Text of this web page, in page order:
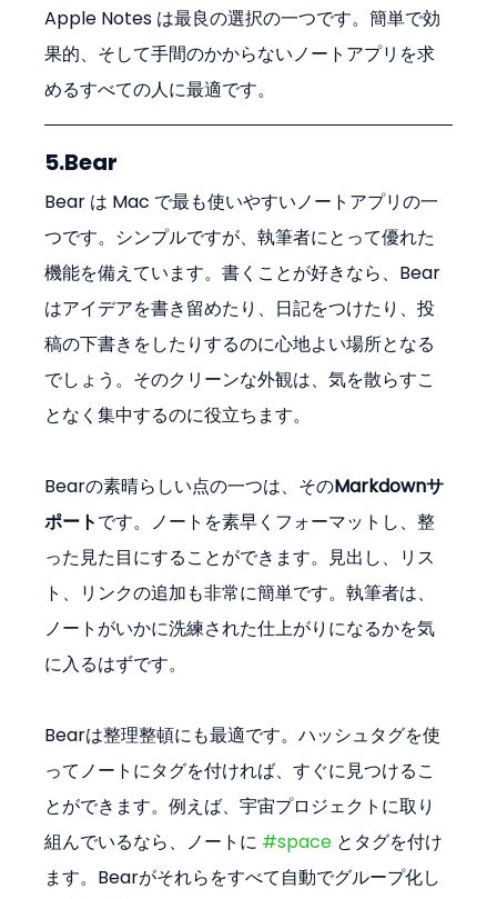
Apple Notes は最良の選択の一つです。簡単で効
果的、そして手間のかからないノートアプリを求
めるすべての人に最適です。
5.Bear
Bear は Mac で最も使いやすいノートアプリの一
つです。シンプルですが、執筆者にとって優れた
機能を備えています。書くことが好きなら、Bear
はアイデアを書き留めたり、日記をつけたり、投
稿の下書きをしたりするのに心地よい場所となる
でしょう。そのクリーンな外観は、気を散らすこ
となく集中するのに役立ちます。
Bearの素晴らしい点の一つは、そのMarkdownサ
ポートです。ノートを素早くフォーマットし、整
った見た目にすることができます。見出し、リス
ト、リンクの追加も非常に簡単です。執筆者は、
ノートがいかに洗練された仕上がりになるかを気
に入るはずです。
Bearは整理整頓にも最適です。ハッシュタグを使
ってノートにタグを付ければ、すぐに見つけるこ
とができます。例えば、宇宙プロジェクトに取り
組んでいるなら、ノートに #space とタグを付け
ます。Bearがそれらをすべて自動でグループ化し